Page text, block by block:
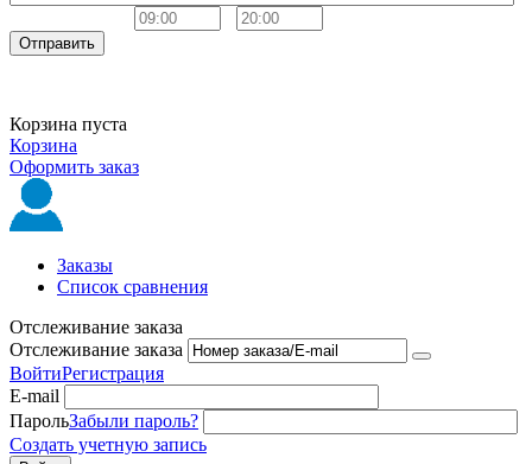
Отправить
Корзина пуста
Корзина
Оформить заказ
Заказы
Список сравнения
Отслеживание заказа
Отслеживание заказа
ВойтиРегистрация
E-mail
ПарольЗабыли пароль?
Создать учетную запись